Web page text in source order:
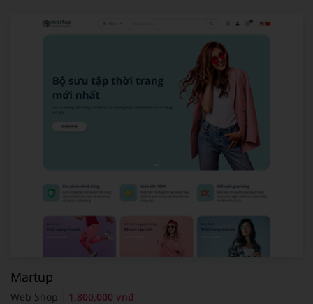
Martup
Web Shop 1,800,000 vnđ